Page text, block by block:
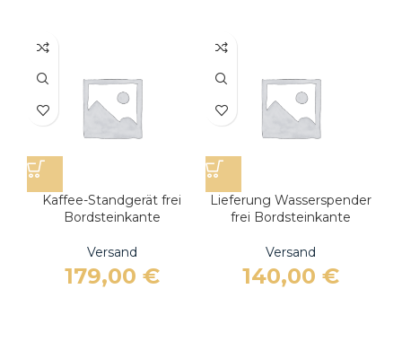
Kaffee-Standgerät frei
Bordsteinkante
Versand
179,00 €
Lieferung Wasserspender
frei Bordsteinkante
Versand
140,00 €